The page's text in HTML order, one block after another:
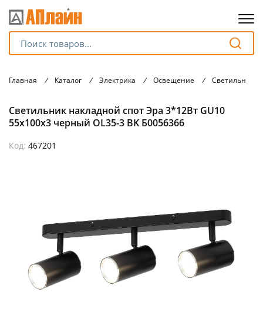
Главная / Каталог / Электрика / Освещение / Светильники
Светильник накладной спот Эра 3*12Вт GU10
55x100x3 черный OL35-3 BK Б0056366
Код: 467201
оплатуна части
без переплат
Добавляйте товары